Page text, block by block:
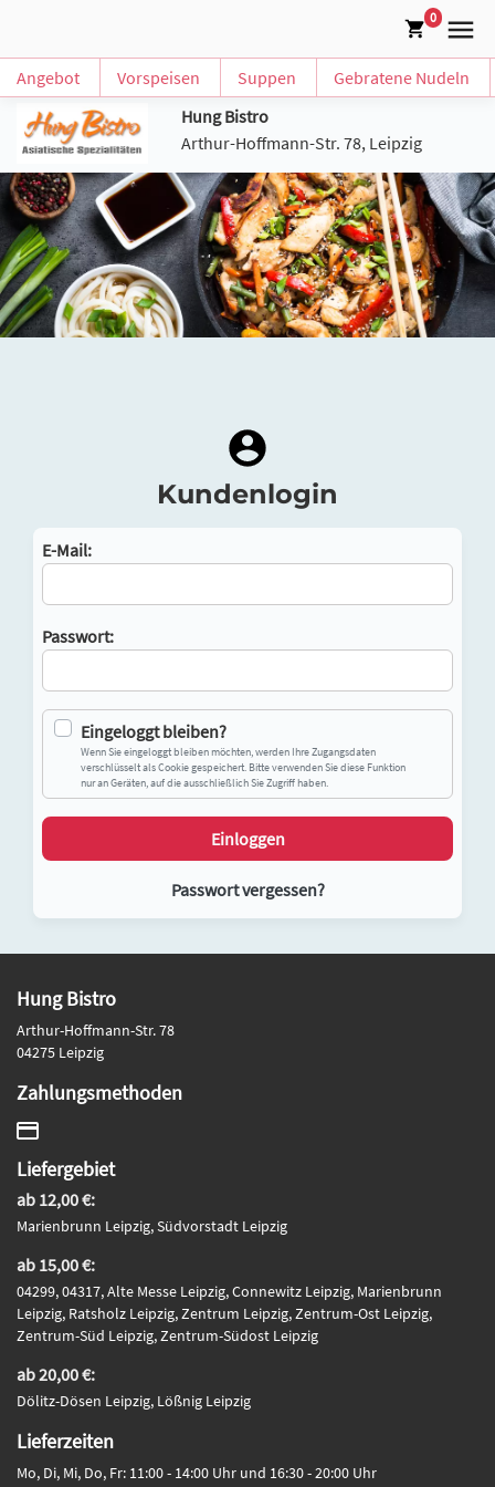
0
Angebot Vorspeisen Suppen
Gebratene Nudeln
Hung Bistro
Arthur-Hoffmann-Str. 78, Leipzig
Kundenlogin
E-Mail:
Passwort:
Eingeloggt bleiben?
Wenn Sie eingeloggt bleiben möchten, werden Ihre Zugangsdaten
verschlüsselt als Cookie gespeichert. Bitte verwenden Sie diese Funktion
nur an Geräten, auf die ausschließlich Sie Zugriff haben.
Einloggen
Passwort vergessen?
Hung Bistro
Arthur-Hoffmann-Str. 78
04275 Leipzig
Zahlungsmethoden
Liefergebiet
ab 12,00 €:
Marienbrunn Leipzig, Südvorstadt Leipzig
ab 15,00 €:
04299, 04317, Alte Messe Leipzig, Connewitz Leipzig, Marienbrunn
Leipzig, Ratsholz Leipzig, Zentrum Leipzig, Zentrum-Ost Leipzig,
Zentrum-Süd Leipzig, Zentrum-Südost Leipzig
ab 20,00 €:
Dölitz-Dösen Leipzig, Lößnig Leipzig
Lieferzeiten
Mo, Di, Mi, Do, Fr: 11:00 - 14:00 Uhr und 16:30 - 20:00 Uhr